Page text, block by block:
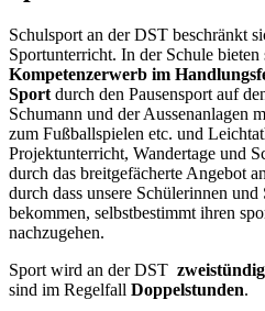
Schulsport an der DST beschränkt
Sportunterricht. In der Schule
Kompetenzerwerb im
Sport durch den Pausensport auf
Schumann und der Aussenanlagen
zum Fußballspielen etc. und
Projektunterricht, Wandertage und
durch das breitgefächerte Angebot
durch dass unsere Schülerinnen
bekommen, selbstbestimmt ihren
nachzugehen.
Sport wird an der DST zweistündig
sind im Regelfall Doppelstunden.